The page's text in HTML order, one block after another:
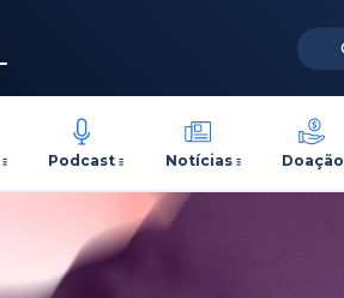
Podcast Notícias Doação